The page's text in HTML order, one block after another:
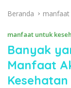
Beranda manfaat
manfaat untuk
Banyak
Manfaat